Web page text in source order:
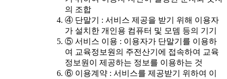
의 조합
④ 단말기 : 서비스 제공을 받기 위해 이용자
가 설치한 개인용 컴퓨터 및 모뎀 등의 기기
⑤ 서비스 이용 : 이용자가 단말기를 이용하
여 교육정보원의 주전산기에 접속하여 교육
정보원이 제공하는 정보를 이용하는 것
⑥ 이용계약 : 서비스를 제공받기 위하여 이